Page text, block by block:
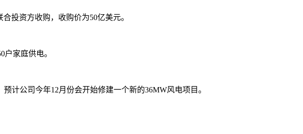
投资方收购，收购价为50亿美元。
家庭供电。
公司今年12月份会开始修建一个新的36MW风电项目。